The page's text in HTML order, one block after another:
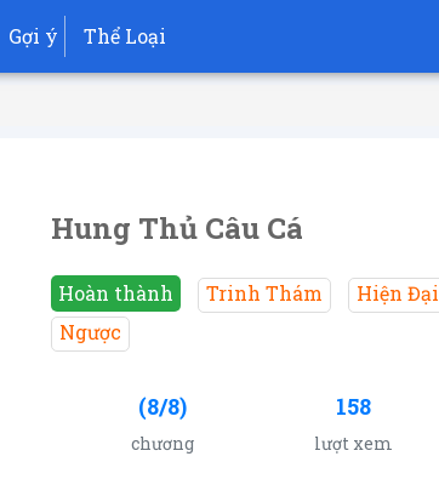
Gợi ý Thể Loại
Hung Thủ Câu Cá
Hoàn thành Trinh Thám Hiện Đại
Ngược
(8/8)
chương
158
lượt xem